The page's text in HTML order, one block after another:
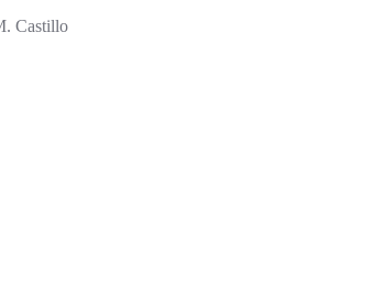
Castillo